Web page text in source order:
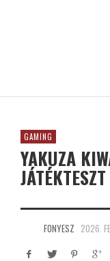
GAMING
YAKUZA
JÁTÉKTESZT
FONYESZ 2026.